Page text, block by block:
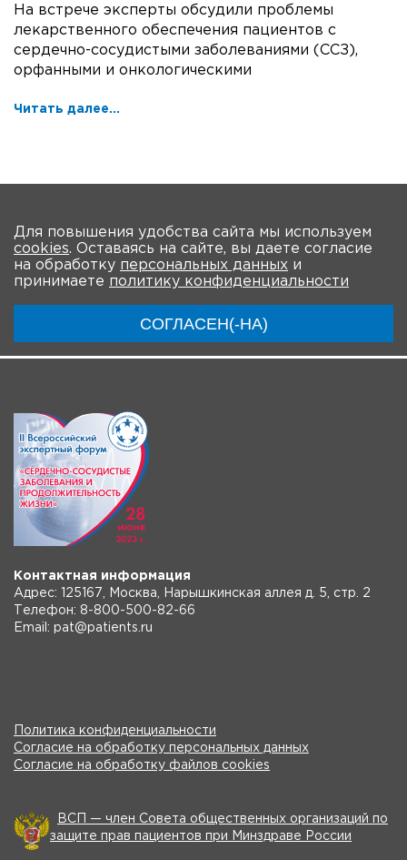
На встрече эксперты обсудили проблемы
лекарственного обеспечения пациентов с
сердечно-сосудистыми заболеваниями (ССЗ),
орфанными и онкологическими
Читать далее...
Для повышения удобства сайта мы используем
cookies. Оставаясь на сайте, вы даете согласие
на обработку персональных данных и
принимаете политику конфиденциальности
СОГЛАСЕН(-НА)
О Форуме Участники Программа
Контактная информация
Адрес: 125167, Москва, Нарышкинская аллея д. 5, стр. 2
Телефон: 8-800-500-82-66
Email: pat@patients.ru
Политика конфиденциальности
Согласие на обработку персональных данных
Согласие на обработку файлов cookies
ВСП — член Совета общественных организаций по
защите прав пациентов при Минздраве России